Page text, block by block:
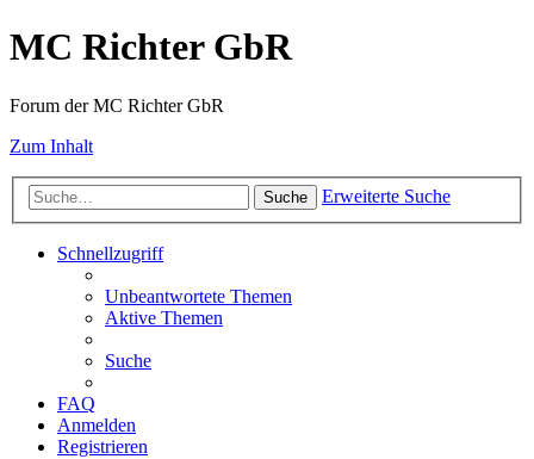
MC Richter GbR
Forum der MC Richter GbR
Zum Inhalt
Suche Erweiterte Suche
Schnellzugriff
Unbeantwortete Themen
Aktive Themen
Suche
FAQ
Anmelden
Registrieren